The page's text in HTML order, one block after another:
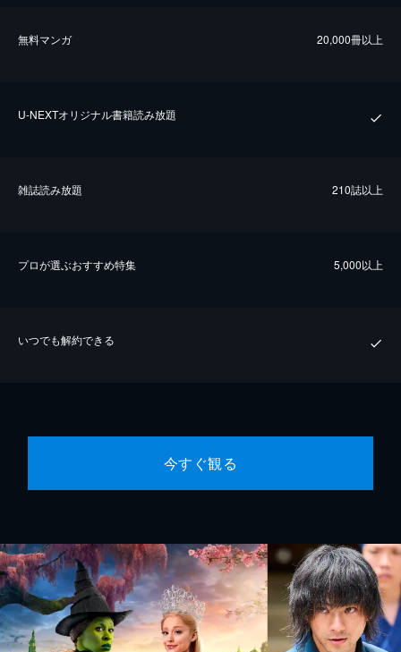
無料マンガ 20,000冊以上
U-NEXTオリジナル書籍読み放題
雑誌読み放題 210誌以上
プロが選ぶおすすめ特集 5,000以上
いつでも解約できる
今すぐ観る